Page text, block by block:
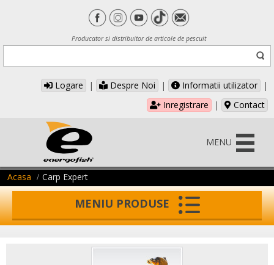
Producator si distribuitor de articole de pescuit
Logare | Despre Noi | Informatii utilizator
|
Inregistrare
| Contact
MENU
Acasa Carp Expert
MENIU PRODUSE